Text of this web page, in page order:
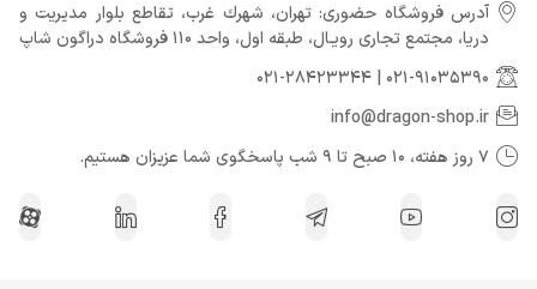
آدرس فروشگاه حضوری: تهران، شهرك غرب، تقاطع بلوار مدیریت و
دريا، مجتمع تجارى رويـال، طبقه اول، واحد 110 فروشگاه دراگون شاپ
021-91035390
021-28423344
info@dragon-shop.ir
7 روز هفته، 10 صبح تا 9 شب پاسخگوی شما عزیزان هستیم.